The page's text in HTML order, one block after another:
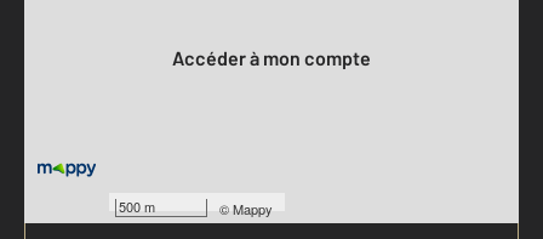
500 m ©Mappy
Accéder à mon compte